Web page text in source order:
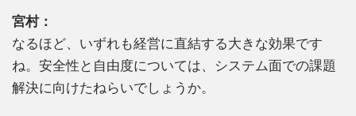
宮村：
なるほど、いずれも経営に直結する大きな効果です
ね。安全性と自由度については、システム面での課題
解決に向けたねらいでしょうか。